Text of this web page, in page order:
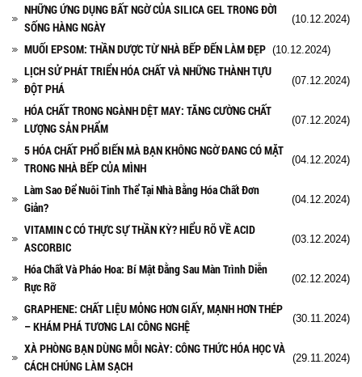
NHỮNG ỨNG DỤNG BẤT NGỜ CỦA SILICA GEL TRONG ĐỜI
SỐNG HÀNG NGÀY
(10.12.2024)
MUỐI EPSOM: THẦN DƯỢC TỪ NHÀ BẾP ĐẾN LÀM ĐẸP (10.12.2024)
LỊCH SỬ PHÁT TRIỂN HÓA CHẤT VÀ NHỮNG THÀNH TỰU
ĐỘT PHÁ
(07.12.2024)
HÓA CHẤT TRONG NGÀNH DỆT MAY: TĂNG CƯỜNG CHẤT
LƯỢNG SẢN PHẨM
(07.12.2024)
5 HÓA CHẤT PHỔ BIẾN MÀ BẠN KHÔNG NGỜ ĐANG CÓ MẶT
TRONG NHÀ BẾP CỦA MÌNH
(04.12.2024)
Làm Sao Để Nuôi Tinh Thể Tại Nhà Bằng Hóa Chất Đơn
Giản?
(04.12.2024)
VITAMIN C CÓ THỰC SỰ THẦN KỲ? HIỂU RÕ VỀ ACID
ASCORBIC
(03.12.2024)
Hóa Chất Và Pháo Hoa: Bí Mật Đằng Sau Màn Trình Diễn
Rực Rỡ
(02.12.2024)
GRAPHENE: CHẤT LIỆU MỎNG HƠN GIẤY, MẠNH HƠN THÉP
– KHÁM PHÁ TƯƠNG LAI CÔNG NGHỆ
(30.11.2024)
XÀ PHÒNG BẠN DÙNG MỖI NGÀY: CÔNG THỨC HÓA HỌC VÀ
CÁCH CHÚNG LÀM SẠCH
(29.11.2024)